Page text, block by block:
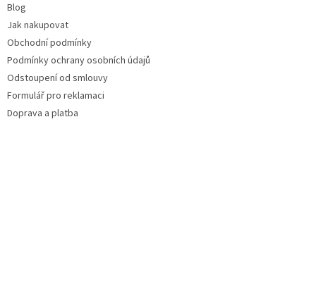
Blog
Jak nakupovat
Obchodní podmínky
Podmínky ochrany osobních údajů
Odstoupení od smlouvy
Formulář pro reklamaci
Doprava a platba